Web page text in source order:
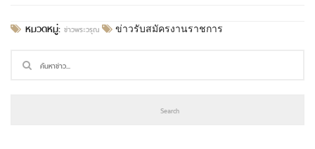
หมวดหมู่: ข่าวพระวรุณ ข่าวรับสมัครงานราชการ